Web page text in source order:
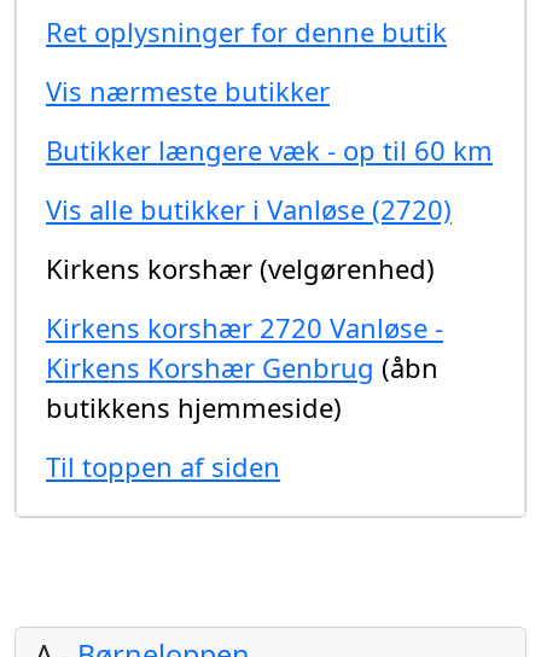
Ret oplysninger for denne butik
Vis nærmeste butikker
Butikker længere væk - op til 60 km
Vis alle butikker i Vanløse (2720)
Kirkens korshær (velgørenhed)
Kirkens korshær 2720 Vanløse -
Kirkens Korshær Genbrug (åbn
butikkens hjemmeside)
Til toppen af siden